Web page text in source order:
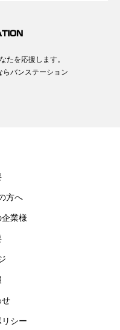
たを応援します。
バンステーション
方へ
業様
せ
シー